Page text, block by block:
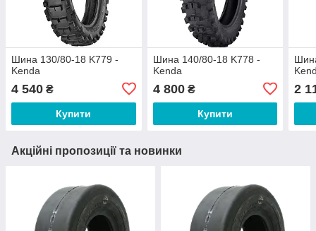
Шина 130/80-18 K779 -
Kenda
4 540 ₴
Купити
Шина 140/80-18 K778 -
Kenda
4 800₴
Купити
2
Акційні пропозиції та новинки